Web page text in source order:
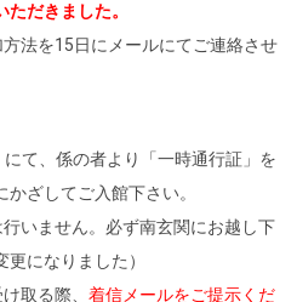
だきました。
法を15日にメールにてご連絡させ
にて、係の者より「一時通行証」を
ざしてご入館下さい。
いません。必ず南玄関にお越し下
になりました）
取る際、 着信メールをご提示くだ